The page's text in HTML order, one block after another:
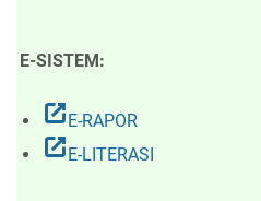
E-SISTEM:
open_in_new E-RAPOR
open_in_new E-LITERASI